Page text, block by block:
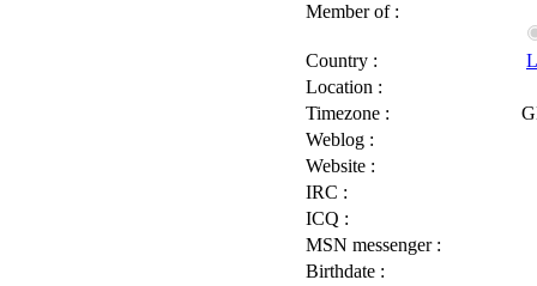
Member of :
Country :
Location :
Timezone :
Weblog :
Website :
IRC :
ICQ :
MSN messenger :
Birthdate :